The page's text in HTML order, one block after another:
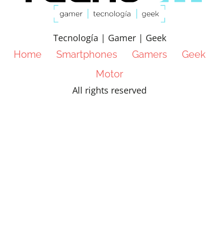
Tecnología | Gamer | Geek
Home
Smartphones Gamers
Geek
Motor
All rights reserved